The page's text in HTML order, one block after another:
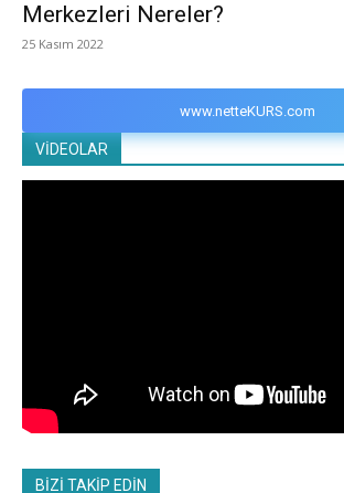
Merkezleri Nereler?
25 Kasım 2022
www.netteKURS.com
VİDEOLAR
BİZİ TAKİP EDİN